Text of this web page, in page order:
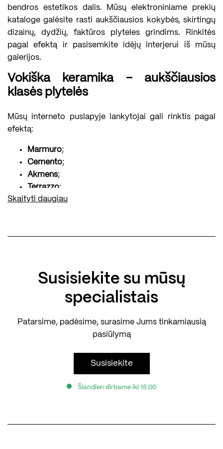
bendros estetikos dalis. Mūsų elektroniniame prekių
kataloge galėsite rasti aukščiausios kokybės, skirtingų
dizainų, dydžių, faktūros plyteles grindims. Rinkitės
pagal efektą ir pasisemkite idėjų interjerui iš mūsų
galerijos.
Vokiška keramika – aukščiausios
klasės plytelės
Mūsų interneto puslapyje lankytojai gali rinktis pagal
efektą:
Marmuro;
Cemento;
Akmens;
Terrazzo;
Medžio;
Marmurinės ar marmuro imitacijos plytelės grindims
pasaulyje simbolizuoja eleganciją bei leidžia
maksimaliai pabrėžti erdvę.
moderniais interjerais derantis elementas. Tinkamai
parinkti, įvairių spalvų dizainai sukuria šiuolaikiško ir
kaip marmuras, tačiau gali pasiūlyti daugiau žemiškų ir
Skaityti daugiau
Susisiekite su mūsų
specialistais
Patarsime, padėsime, surasime Jums tinkamiausią
pasiūlymą
Susisiekite
Šiandien dirbame iki 15:00